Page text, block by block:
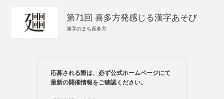
第71回 喜多方発感じる漢字あそび
漢字のまち喜多方
応募される際は、必ず公式ホームページにて
最新の開催情報をご確認ください。